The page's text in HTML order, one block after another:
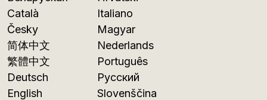
Català
Česky
简体中文
繁體中文
Deutsch
English
Italiano
Magyar
Nederlands
Português
Русский
Slovenščina